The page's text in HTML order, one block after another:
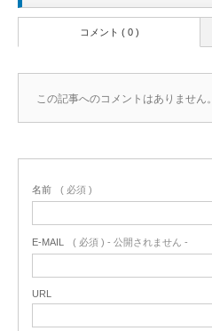
コメント ( 0 )
この記事へのコメントはありません。
名前 ( 必須 )
E-MAIL ( 必須 ) - 公開されません -
URL